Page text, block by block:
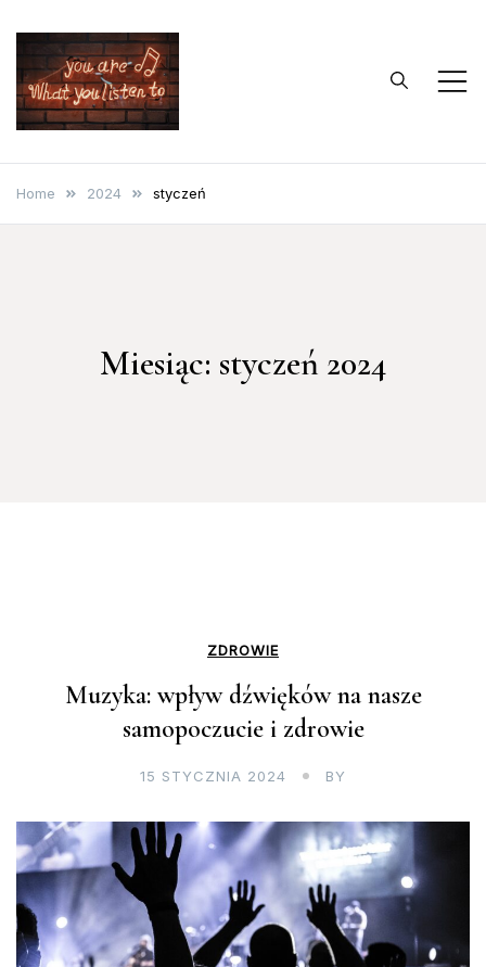
content
…bo muzyka to
życie
Home 2024 styczeń
Miesiąc: styczeń 2024
ZDROWIE
Muzyka: wpływ dźwięków na nasze
samopoczucie i zdrowie
15 STYCZNIA 2024 BY